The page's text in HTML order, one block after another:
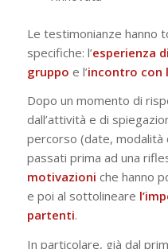
Le testimonianze hanno
specifiche: l’esperienza
gruppo e l’incontro con
Dopo un momento di
dall’attività e di
percorso (date,
passati prima ad una
motivazioni che hanno
e poi al sottolineare
partenti.
In particolare, già dal